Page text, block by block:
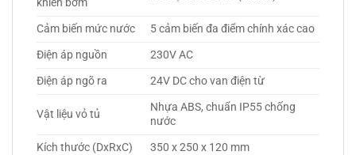
Cảm biến mức nước
5 cảm biến đa điểm chính xác cao
Điện áp nguồn
230V AC
Điện áp ngõ ra
24V DC cho van điện từ
Vật liệu vỏ tủ
Nhựa ABS, chuẩn IP55 chống
nước
Kích thước (DxRxC)
350 x 250 x 120 mm